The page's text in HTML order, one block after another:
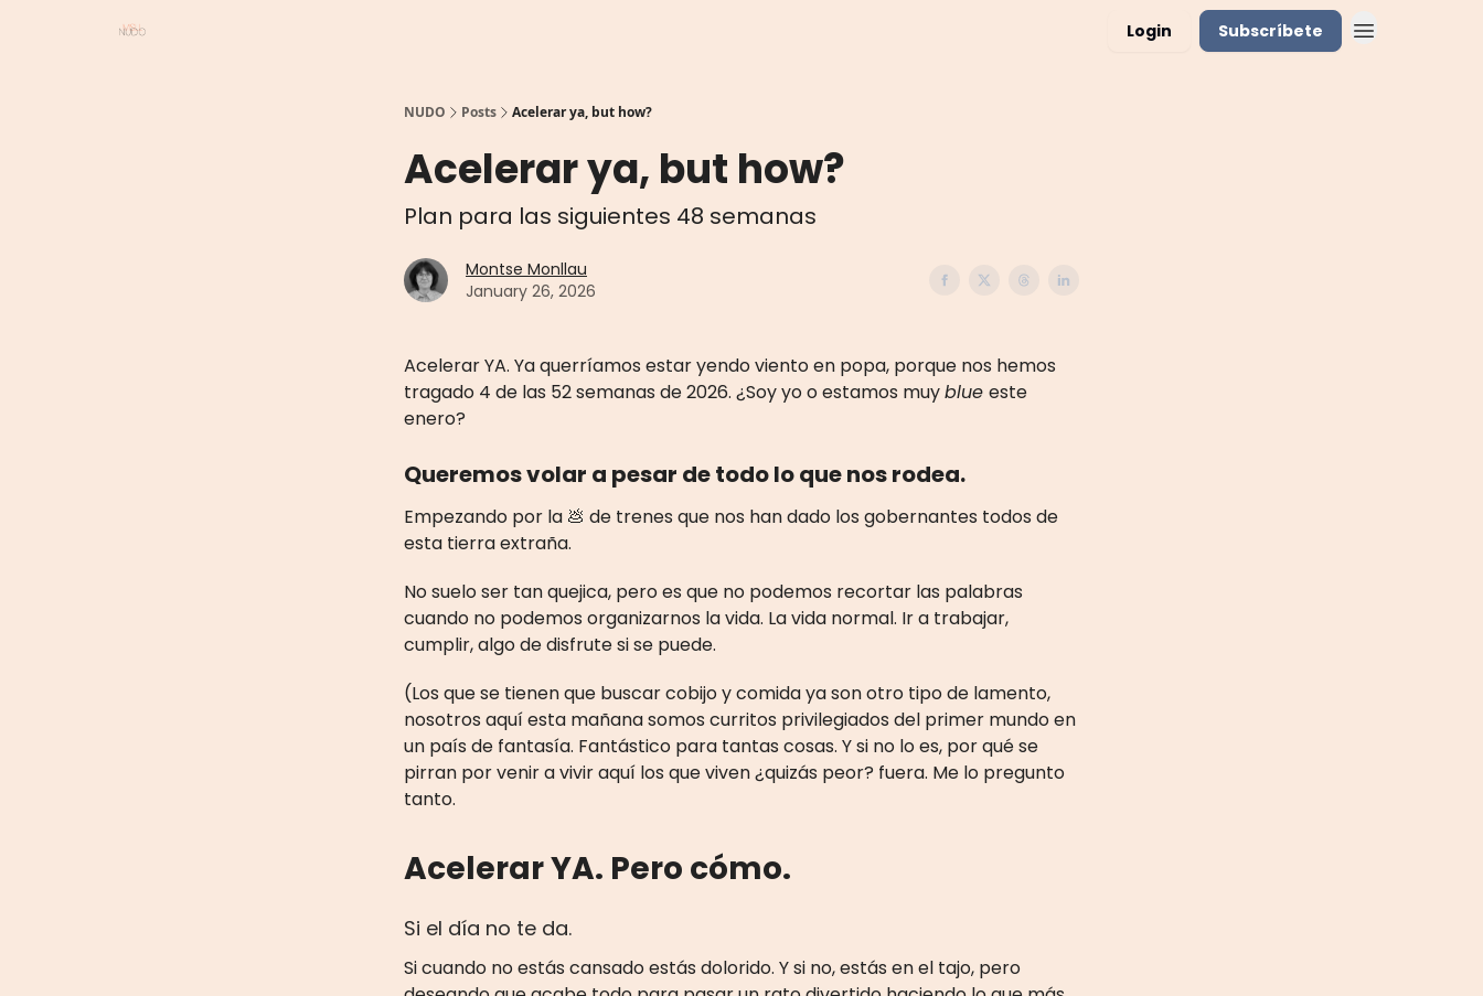
Login Subscríbete
NUDO Posts Acelerar ya, but how?
Acelerar ya, but how?
Plan para las siguientes 48 semanas
Montse Monllau
January 26, 2026
Acelerar YA. Ya querríamos estar yendo viento en popa, porque nos hemos
tragado 4 de las 52 semanas de 2026. ¿Soy yo o estamos muyblue este
enero?
Queremos volar a pesar de todo lo que nos rodea.
Empezando por la 💩 de trenes que nos han dado los gobernantes todos de
esta tierra extraña.
No suelo ser tan quejica, pero es que no podemos recortar las palabras
cuando no podemos organizarnos la vida. La vida normal. Ir a trabajar,
cumplir, algo de disfrute si se puede.
(Los que se tienen que buscar cobijo y comida ya son otro tipo de lamento,
nosotros aquí esta mañana somos curritos privilegiados del primer mundo en
un país de fantasía. Fantástico para tantas cosas. Y si no lo es, por qué se
pirran por venir a vivir aquí los que viven ¿quizás peor? fuera. Me lo pregunto
tanto.
Acelerar YA. Pero cómo.
Si el día no te da.
Si cuando no estás cansado estás dolorido. Y si no, estás en el tajo, pero